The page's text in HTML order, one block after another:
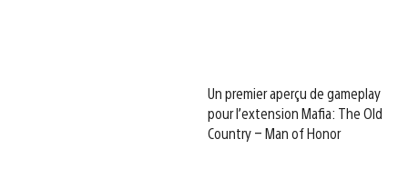
Un premier aperçu de gameplay
pour l’extension Mafia: The Old
Country – Man of Honor